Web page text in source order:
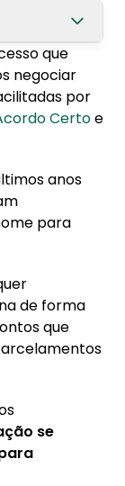
que
negociar
por
Certoe
anos
para
de forma
que
se